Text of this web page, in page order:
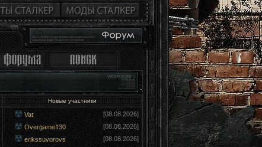
Новые участники
Vat
[08.08.2026]
Overgame130
[08.08.2026]
erikssuvorovs
[08.08.2026]